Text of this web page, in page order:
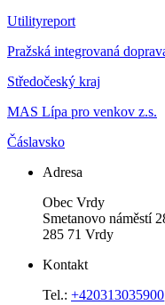
Utilityreport
Pražská integrovaná
Středočeský kraj
MAS Lípa pro venkov z.s.
Čáslavsko
Adresa
Obec Vrdy
Smetanovo náměstí
285 71 Vrdy
Kontakt
Tel.: +420313035900